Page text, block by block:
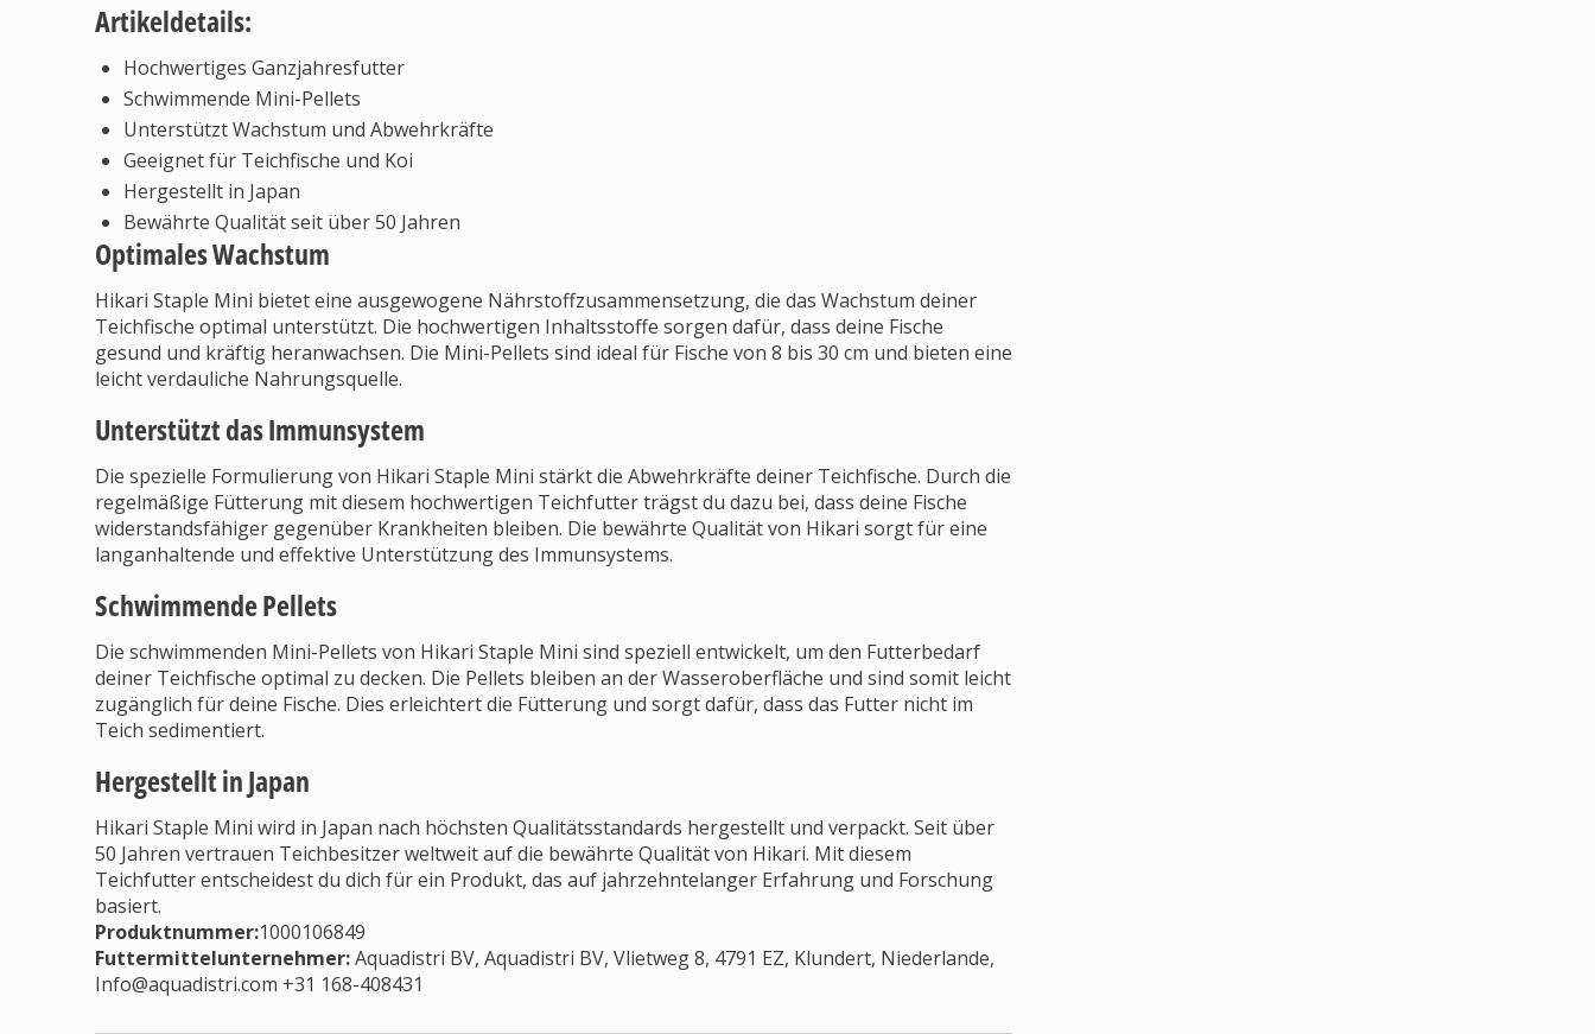
Artikeldetails:
Hochwertiges Ganzjahresfutter
Schwimmende Mini-Pellets
Unterstützt Wachstum und Abwehrkräfte
Geeignet für Teichfische und Koi
Hergestellt in Japan
Bewährte Qualität seit über 50 Jahren
Optimales Wachstum
Hikari Staple Mini bietet eine ausgewogene Nährstoffzusammensetzung, die das Wachstum deiner
Teichfische optimal unterstützt. Die hochwertigen Inhaltsstoffe sorgen dafür, dass deine Fische
gesund und kräftig heranwachsen. Die Mini-Pellets sind ideal für Fische von 8 bis 30 cm und bieten eine
leicht verdauliche Nahrungsquelle.
Unterstützt das Immunsystem
Die spezielle Formulierung von Hikari Staple Mini stärkt die Abwehrkräfte deiner Teichfische. Durch die
regelmäßige Fütterung mit diesem hochwertigen Teichfutter trägst du dazu bei, dass deine Fische
widerstandsfähiger gegenüber Krankheiten bleiben. Die bewährte Qualität von Hikari sorgt für eine
langanhaltende und effektive Unterstützung des Immunsystems.
Schwimmende Pellets
Die schwimmenden Mini-Pellets von Hikari Staple Mini sind speziell entwickelt, um den Futterbedarf
deiner Teichfische optimal zu decken. Die Pellets bleiben an der Wasseroberfläche und sind somit leicht
zugänglich für deine Fische. Dies erleichtert die Fütterung und sorgt dafür, dass das Futter nicht im
Teich sedimentiert.
Hergestellt in Japan
Hikari Staple Mini wird in Japan nach höchsten Qualitätsstandards hergestellt und verpackt. Seit über
50 Jahren vertrauen Teichbesitzer weltweit auf die bewährte Qualität von Hikari. Mit diesem
Teichfutter entscheidest du dich für ein Produkt, das auf jahrzehntelanger Erfahrung und Forschung
basiert.
Produktnummer:1000106849
Futtermittelunternehmer:Aquadistri BV, Aquadistri BV, Vlietweg 8, 4791 EZ, Klundert, Niederlande,
Info@aquadistri.com +31 168-408431